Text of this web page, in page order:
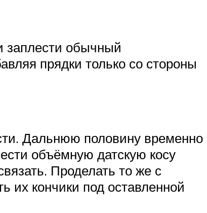
заплести обычный
прядки только со стороны
Дальнюю половину временно
объёмную датскую косу
Проделать то же с
их кончики под оставленной